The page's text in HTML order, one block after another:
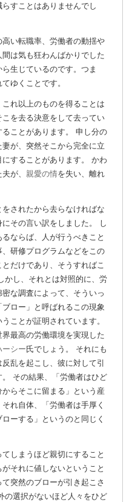
すことはありませんでし
い転職率、労働者の動揺や
は気も狂わんばかりでした
生じているのです。つま
ゆくことです。
れ以上のものを得ることは
を去る決意をして去ってい
ことがあります。 申し分の
が、突然そこから完全に立
することがあります。 かわ
が、 親愛の情を失い、離れ
されたから去らなければな
その言い訳をしました。 し
ならば、人が行うべきこと
研修プログラムなどをこの
だけであり、そうすればこ
かし、それとは対照的に、労
な調査によって、そういっ
ロー」と呼ばれるこの現象
ことが証明されています。
最高の労働環境を実現した
ーシー氏でしょう。
それにも
乱を起こし、彼に対して引
その結果、「労働者はひど
らそこに留まる」という産
れ自体、「労働者は手厚く
ーする」というのと同じく
しまうほど親切にすること
それに値しないということ
突然のブローが引き起こさ
の選択がないほど人々をひど